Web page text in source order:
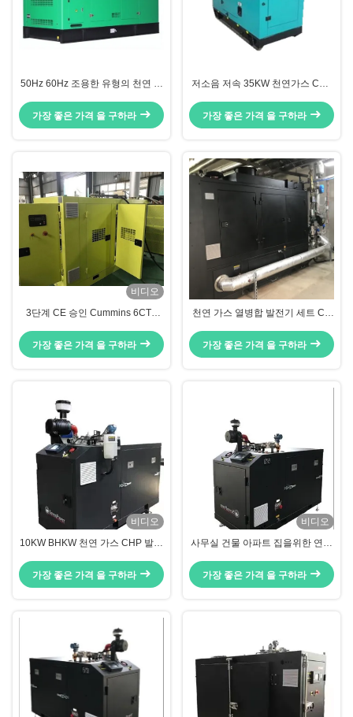
50Hz 60Hz 조용한 유형의 천연 가
스템 60kw 65kw
가장 좋은 가격 을 구하라
저소음 저속 35KW 천연가스 CHP
가장 좋은 가격 을 구하라
비디오
3단계 CE 승인 Cummins 6CTA
가장 좋은 가격 을 구하라
천연 가스 열병합 발전기 세트 CE
가장 좋은 가격 을 구하라
비디오
10KW BHKW 천연 가스 CHP 발전
가장 좋은 가격 을 구하라
비디오
사무실 건물 아파트 집을위한 연속
가장 좋은 가격 을 구하라